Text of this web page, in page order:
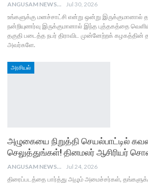
ANGUSAM NEWS Jul 30, 2026
உங்களுக்கு மனச்சாட்சி என்று ஒன்று இருக்குமானால்
நன்றியுணர்வு இருக்குமானால் இந்த புத்தகத்தை
தகுதி படைத்த நபர் திராவிட முன்னேற்றக்
அவர்களே.
அரசியல்
அழுகையை நிறுத்தி செயல்பாட்டில்
செலுத்துங்கள்! தினமலர் ஆசிரியர்
ANGUSAM NEWS Jul 24, 2026
திரைப்படத்தை பார்த்து அழும் அமைச்சர்கள்,